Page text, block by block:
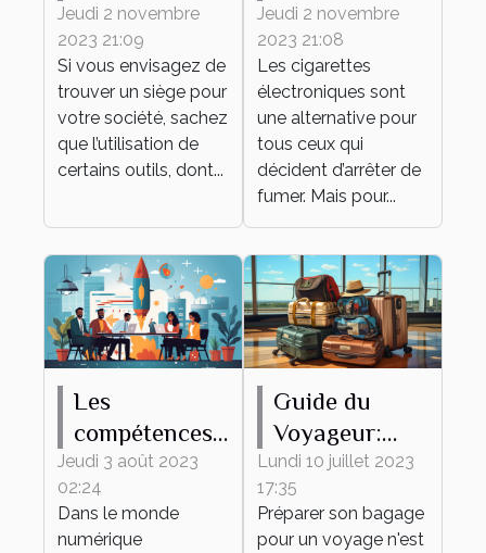
tampon d'une
société ?
Jeudi 2 novembre
2023 21:09
Si vous envisagez de
trouver un siège pour
votre société, sachez
que l’utilisation de
certains outils, dont...
premier e-
liquide ?
Jeudi 2 novembre
2023 21:08
Les cigarettes
électroniques sont
une alternative pour
tous ceux qui
décident d’arrêter de
fumer. Mais pour...
Les
compétences
clés d'un bon
co-pilote web
et marketing
Jeudi 3 août 2023
02:24
Dans le monde
numérique
Guide du
Voyageur:
Comment
Préparer son
Bagage
Lundi 10 juillet 2023
17:35
Préparer son bagage
pour un voyage n'est